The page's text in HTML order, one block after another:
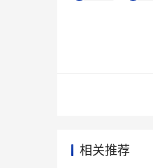
相关推荐